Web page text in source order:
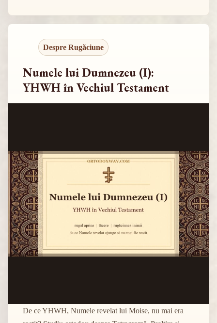
Despre Rugăciune
Numele lui Dumnezeu (I):
YHWH în Vechiul Testament
De ce YHWH, Numele revelat lui Moise, nu mai era